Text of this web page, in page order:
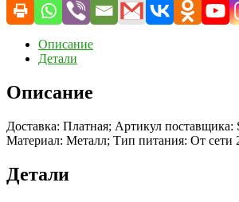
Описание
Детали
Описание
Доставка: Платная; Артикул
Материал: Металл; Тип питания: От
Детали